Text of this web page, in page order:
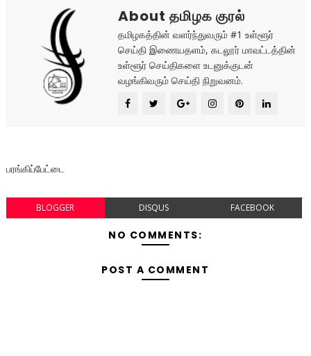
About தமிழக குரல்
தமிழகத்தின் வளர்ந்துவரும் #1 உள்ளூர்
செய்தி இணையதளம், கடலூர் மாவட்டத்தின்
உள்ளூர் செய்திகளை உடனுக்குடன்
வழங்கிவரும் செய்தி நிறுவனம்.
பரங்கிப்பேட்டை
BLOGGER DISQUS FACEBOOK
NO COMMENTS:
POST A COMMENT